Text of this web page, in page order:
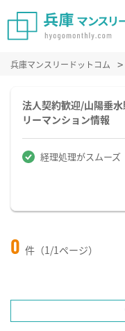
兵庫マンスリードットコム
法人契約歓迎/山陽垂
リーマンション情報
経理処理がスムーズ
0 件（1/1ページ）